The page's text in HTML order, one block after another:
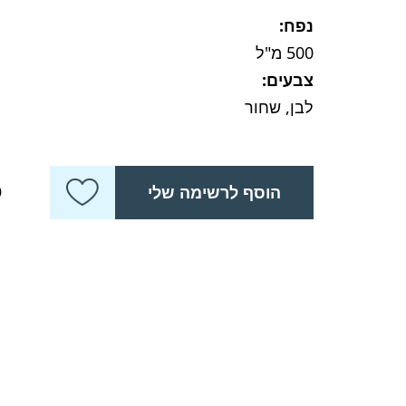
נפח:
500 מ"ל
צבעים:
לבן, שחור
הוסף לרשימה שלי